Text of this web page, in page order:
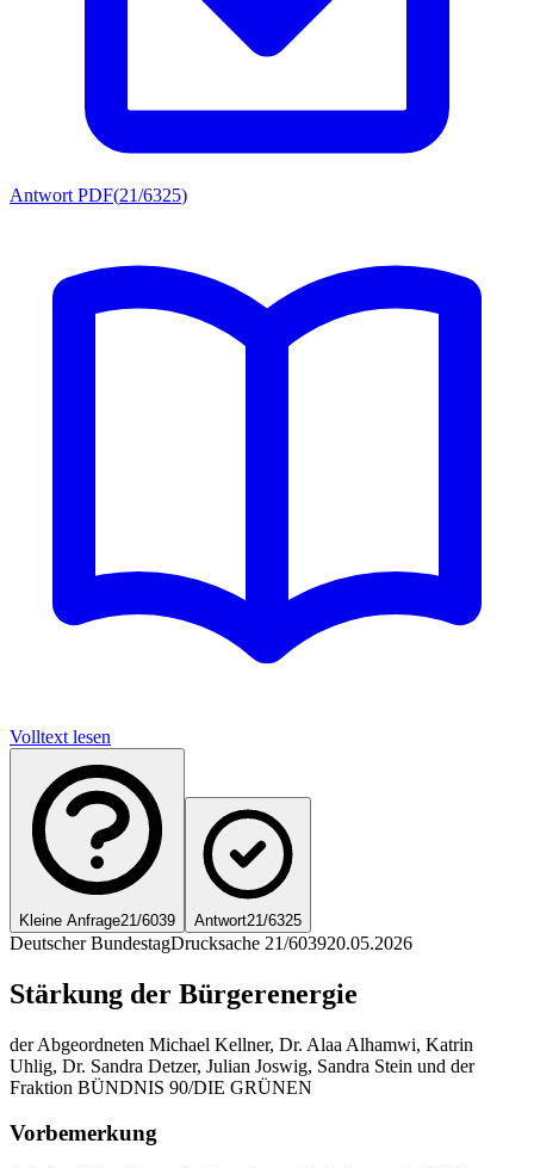
Antwort PDF(21/6325)
Volltext lesen
Kleine Anfrage21/6039 Antwort21/6325
Deutscher BundestagDrucksache 21/603920.05.2026
Stärkung der Bürgerenergie
der Abgeordneten Michael Kellner, Dr. Alaa Alhamwi, Katrin
Uhlig, Dr. Sandra Detzer, Julian Joswig, Sandra Stein und der
Fraktion BÜNDNIS 90/DIE GRÜNEN
Vorbemerkung